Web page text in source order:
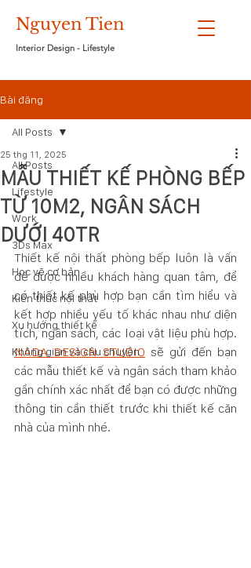
Nguyen Tien
Interior Design - Lifestyle
Bài đăng
All Posts
Lifestyle
Work
3Ds Max
Học vẽ cơ bản
Kiến thức nội thất
Xu hướng thiết kế
Không gian và câu chuyện
All Posts
MẪU THIẾT KẾ PHÒNG BẾP
TỪ 10M2, NGÂN SÁCH
DƯỚI 40TR
25 thg 11, 2025
Thiết kế nội thất phòng bếp luôn là vấn
đề được nhiều khách hàng quan tâm, để
có thiết kế phù hợp bạn cần tìm hiểu và
kết hợp nhiều yếu tố khác nhau như diện
NADA DESIGN STUDIO sẽ gửi đến bạn
các mẫu thiết kế và ngân sách tham khảo
gần chính xác nhất để bạn có được những
thông tin cần thiết trước khi thiết kế căn
nhà của mình nhé.